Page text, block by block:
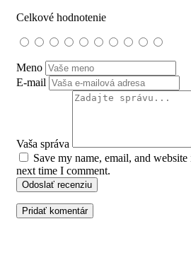
Celkové hodnotenie
Meno
E-mail
Vaša správa
Save my name, email, and
next time I comment.
Odoslať recenziu